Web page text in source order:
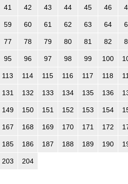
41 42 43 44 45 46
59 60 61 62 63 64
77 78 79 80 81 82
95 96 97 98 99 100
113 114 115 116 117 118
131 132 133 134 135 136
149 150 151 152 153 154
167 168 169 170 171 172
185 186 187 188 189 190
203 204